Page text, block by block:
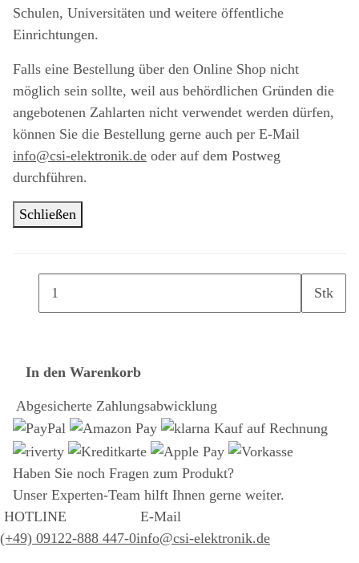
Schulen, Universitäten und weitere öffentliche
Einrichtungen.
Falls eine Bestellung über den Online Shop nicht
möglich sein sollte, weil aus behördlichen Gründen die
angebotenen Zahlarten nicht verwendet werden dürfen,
können Sie die Bestellung gerne auch per E-Mail
info@csi-elektronik.de oder auf dem Postweg
durchführen.
Schließen
Stk
In den Warenkorb
Abgesicherte Zahlungsabwicklung
Haben Sie noch Fragen zum Produkt?
Unser Experten-Team hilft Ihnen gerne weiter.
HOTLINE
(+49) 09122-888 447-0
E-Mail
info@csi-elektronik.de